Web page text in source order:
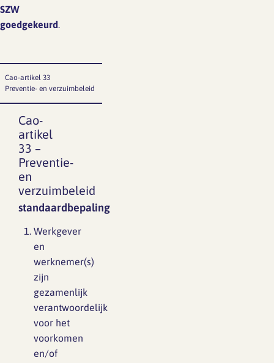
SZW
goedgekeurd.
Cao-artikel 33
Preventie- en verzuimbeleid
Cao-
artikel
33 –
Preventie-
en
verzuimbeleid
standaardbepaling
Werkgever
en
werknemer(s)
zijn
gezamenlijk
verantwoordelijk
voor het
voorkomen
en/of